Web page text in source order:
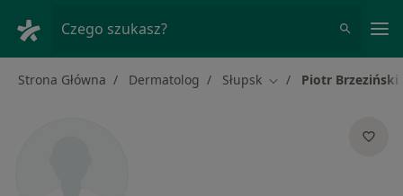
Czego szukasz?
Strona Główna Dermatolog Słupsk Zmień miasto
Piotr Brzeziński